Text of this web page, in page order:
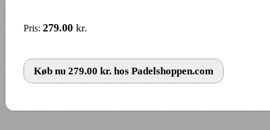
Pris: 279.00 kr.
Køb nu 279.00 kr. hos Padelshoppen.com